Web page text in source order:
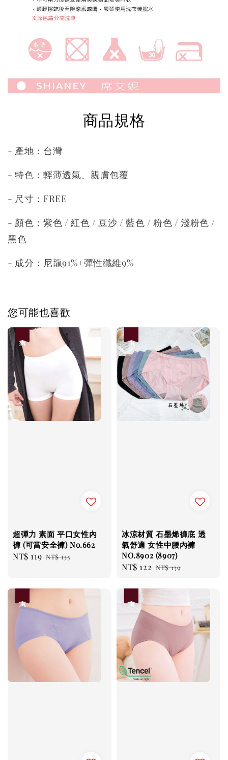
商品規格
- 產地：台灣
- 特色：輕薄透氣、親膚包覆
- 尺寸：FREE
- 顏色：紫色 / 紅色 / 豆沙 / 藍色 / 粉色 / 淺粉色 /
黑色
- 成分：尼龍91%+彈性纖維9%
您可能也喜歡
超彈力 素面 平口女性內
褲 (可當安全褲) No.662
Sale
NT$ 119 Regular
NT$ 135
冰涼材質 石墨烯褲底 透
氣舒適 女性中腰內褲
NO.8902 (8907)
Sale
NT$ 122 Regular
NT$ 139